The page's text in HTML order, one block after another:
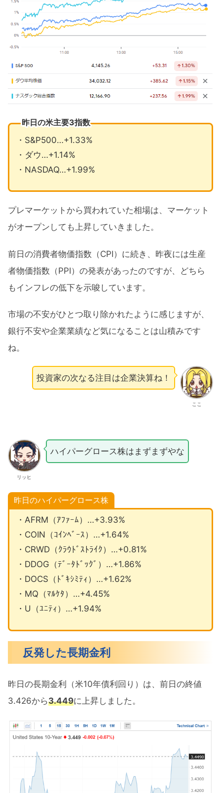
昨日の米主要3指数
・S&P500…+1.33%
・ダウ…+1.14%
・NASDAQ…+1.99%
プレマーケットから買われていた相場は、マーケット
がオープンしても上昇していきました。
前日の消費者物価指数（CPI）に続き、昨夜には生産
者物価指数（PPI）の発表があったのですが、どちら
もインフレの低下を示唆しています。
市場の不安がひとつ取り除かれたように感じますが、
銀行不安や企業業績など気になることは山積みです
ね。
ここ
投資家の次なる注目は企業決算ね！
リッヒ
ハイパーグロース株はまずまずやな
昨日のハイパーグロース株
・AFRM（ｱﾌｧｰﾑ）…+3.93%
・COIN（ｺｲﾝﾍﾞｰｽ）…+1.64%
・CRWD（ｸﾗｳﾄﾞｽﾄﾗｲｸ）…+0.81%
・DDOG（ﾃﾞｰﾀﾄﾞｯｸﾞ）…+1.86%
・DOCS（ﾄﾞｷｼﾐﾃｨ）…+1.62%
・MQ（ﾏﾙｹﾀ）…+4.45%
・U（ﾕﾆﾃｨ）…+1.94%
反発した長期金利
昨日の長期金利（米10年債利回り）は、前日の終値
3.426から3.449に上昇しました。